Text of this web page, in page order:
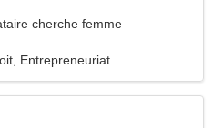
cherche femme
Entrepreneuriat